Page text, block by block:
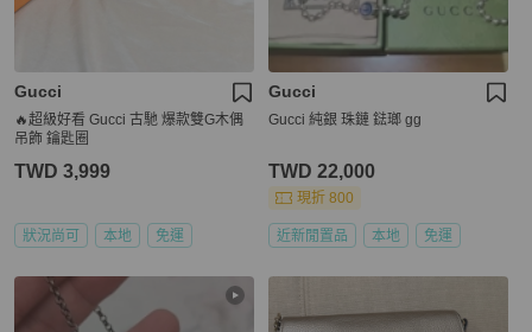
Gucci
🔥超級好看 Gucci 古馳 爆款雙G木偶
吊飾 鑰匙圈
TWD 3,999
狀況尚可 本地 免運
Gucci
Gucci 純銀 珠鏈 鍅瑯 gg
TWD 22,000
現折 800
近新閒置品 本地 免運